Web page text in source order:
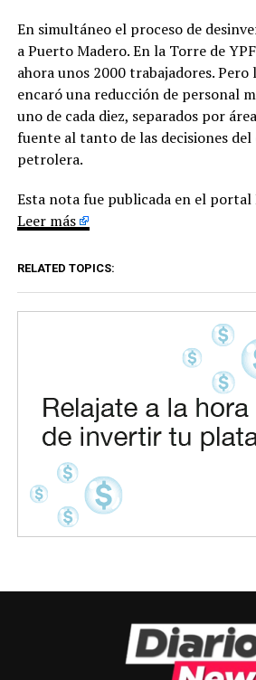
En simultáneo el proceso de
a Puerto Madero. En la Torre de
ahora unos 2000 trabajadores.
encaró una reducción de personal
uno de cada diez, separados por
fuente al tanto de las decisiones
petrolera.
Esta nota fue publicada en el
Leer más
RELATED TOPICS: